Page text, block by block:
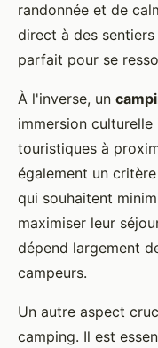
randonnée et de
direct à des
parfait pour se
À l'inverse, un
immersion
touristiques à
également un
qui souhaitent
maximiser leur
dépend largement
campeurs.
Un autre aspect
camping. Il est